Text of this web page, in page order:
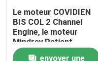
Produits
Vidéos
Le moteur COVIDIEN
BIS COL 2 Channel
Engine, le moteur
Mindray Patient
Monitor BIS, le
envoyer une